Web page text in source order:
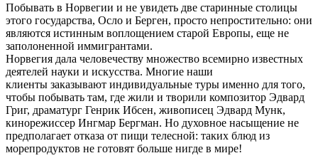
Побывать в Норвегии и не увидеть две старинные столицы
этого государства, Осло и Берген, просто непростительно: они
являются истинным воплощением старой Европы, еще не
заполоненной иммигрантами.
Норвегия дала человечеству множество всемирно известных
деятелей науки и искусства. Многие наши
клиенты заказывают индивидуальные туры именно для того,
чтобы побывать там, где жили и творили композитор Эдвард
Григ, драматург Генрик Ибсен, живописец Эдвард Мунк,
кинорежиссер Ингмар Бергман. Но духовное насыщение не
предполагает отказа от пищи телесной: таких блюд из
морепродуктов не готовят больше нигде в мире!